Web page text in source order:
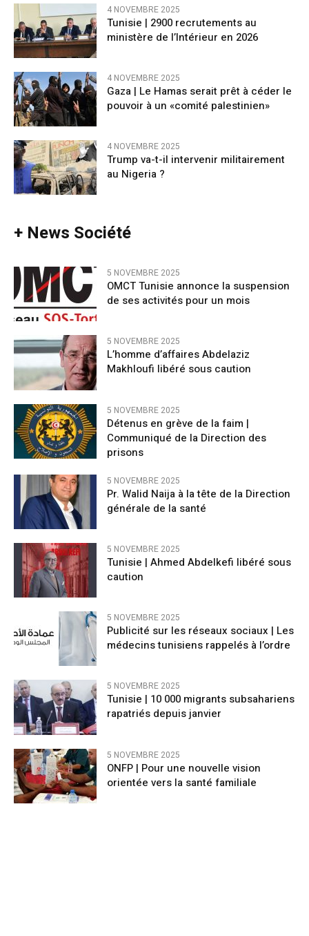
4 NOVEMBRE 2025
Tunisie | 2900 recrutements au
ministère de l’Intérieur en 2026
4 NOVEMBRE 2025
Gaza | Le Hamas serait prêt à céder le
pouvoir à un «comité palestinien»
4 NOVEMBRE 2025
Trump va-t-il intervenir militairement
au Nigeria ?
+ News Société
5 NOVEMBRE 2025
OMCT Tunisie annonce la suspension
de ses activités pour un mois
5 NOVEMBRE 2025
L’homme d’affaires Abdelaziz
Makhloufi libéré sous caution
5 NOVEMBRE 2025
Détenus en grève de la faim |
Communiqué de la Direction des
prisons
5 NOVEMBRE 2025
Pr. Walid Naija à la tête de la Direction
générale de la santé
5 NOVEMBRE 2025
Tunisie | Ahmed Abdelkefi libéré sous
caution
5 NOVEMBRE 2025
Publicité sur les réseaux sociaux | Les
médecins tunisiens rappelés à l’ordre
5 NOVEMBRE 2025
Tunisie | 10 000 migrants subsahariens
rapatriés depuis janvier
5 NOVEMBRE 2025
ONFP | Pour une nouvelle vision
orientée vers la santé familiale